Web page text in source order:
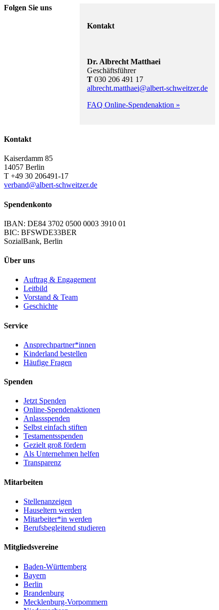
Kontakt
Dr. Albrecht Matthaei
Geschäftsführer
T 030 206 491 17
albrecht.matthaei@albert-schweitzer.de
FAQ Online-Spendenaktion »
Folgen Sie uns
Kontakt
Kaiserdamm 85
14057 Berlin
T +49 30 206491-17
verband@albert-schweitzer.de
Spendenkonto
IBAN: DE84 3702 0500 0003 3910 01
BIC: BFSWDE33BER
SozialBank, Berlin
Über uns
Auftrag & Engagement
Leitbild
Vorstand & Team
Geschichte
Service
Ansprechpartner*innen
Kinderland bestellen
Häufige Fragen
Spenden
Jetzt Spenden
Online-Spendenaktionen
Anlassspenden
Selbst einfach stiften
Testamentsspenden
Gezielt groß fördern
Als Unternehmen helfen
Transparenz
Mitarbeiten
Stellenanzeigen
Hauseltern werden
Mitarbeiter*in werden
Berufsbegleitend studieren
Mitgliedsvereine
Baden-Württemberg
Bayern
Berlin
Brandenburg
Mecklenburg-Vorpommern